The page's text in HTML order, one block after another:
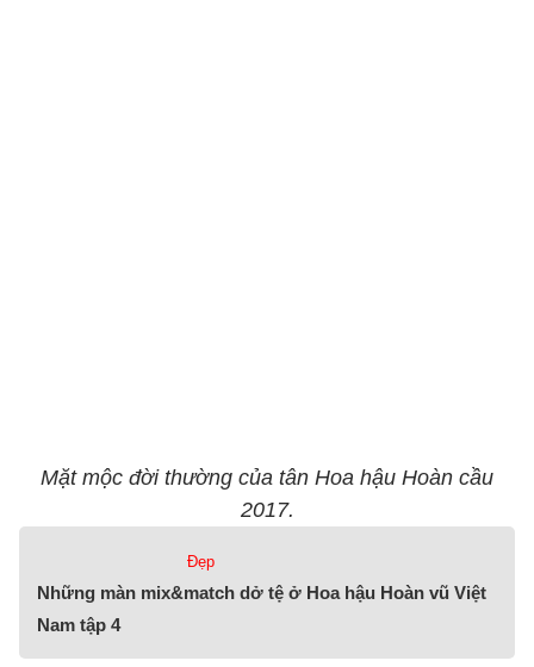
Mặt mộc đời thường của tân Hoa hậu Hoàn cầu
2017.
Đẹp
Những màn mix&match dở tệ ở Hoa hậu Hoàn vũ Việt
Nam tập 4